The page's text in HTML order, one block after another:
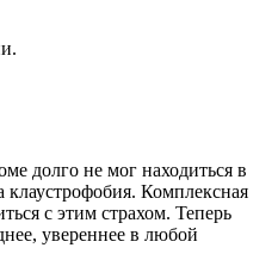
долго не мог находиться в
Комплексная
с этим страхом. Теперь
увереннее в любой